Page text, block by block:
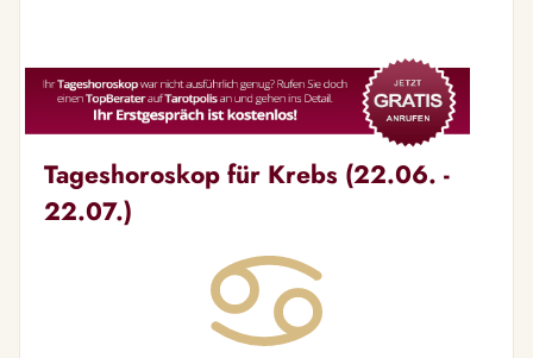
Tageshoroskop für Krebs (22.06. -
22.07.)